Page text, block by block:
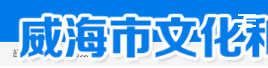
首页>新闻动态> 时政要闻